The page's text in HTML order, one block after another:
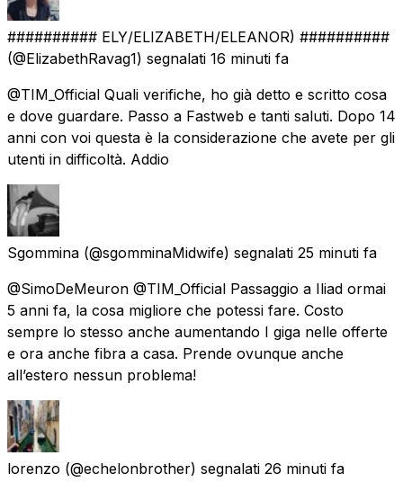
########## ELY/ELIZABETH/ELEANOR) ##########
(@ElizabethRavag1) segnalati 16 minuti fa
@TIM_Official Quali verifiche, ho già detto e scritto cosa
e dove guardare. Passo a Fastweb e tanti saluti. Dopo 14
anni con voi questa è la considerazione che avete per gli
utenti in difficoltà. Addio
Sgommina (@sgomminaMidwife) segnalati 25 minuti fa
@SimoDeMeuron @TIM_Official Passaggio a Iliad ormai
5 anni fa, la cosa migliore che potessi fare. Costo
sempre lo stesso anche aumentando I giga nelle offerte
e ora anche fibra a casa. Prende ovunque anche
all’estero nessun problema!
lorenzo (@echelonbrother) segnalati 26 minuti fa